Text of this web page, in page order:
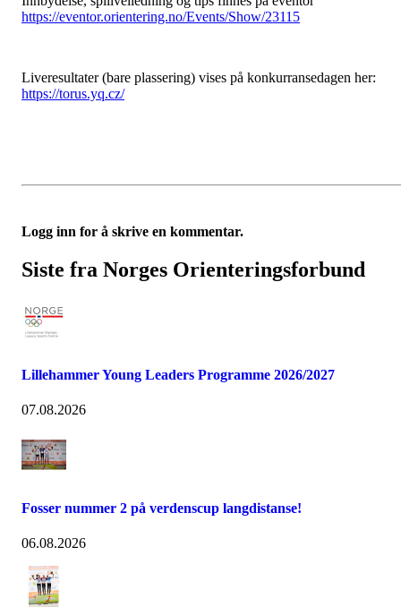
https://eventor.orientering.no/Events/Show/23115
Liveresultater (bare plassering) vises på konkurransedagen her:
https://torus.yq.cz/
Logg inn for å skrive en kommentar.
Siste fra Norges Orienteringsforbund
Lillehammer Young Leaders Programme 2026/2027
07.08.2026
Fosser nummer 2 på verdenscup langdistanse!
06.08.2026